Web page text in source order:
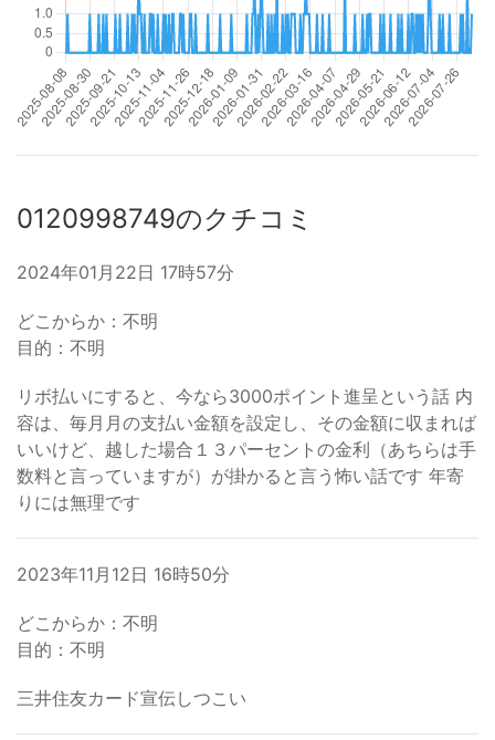
0120998749のクチコミ
2024年01月22日 17時57分
どこからか：不明
目的：不明
リボ払いにすると、今なら3000ポイント進呈という話 内
容は、毎月月の支払い金額を設定し、その金額に収まれば
いいけど、越した場合１３パーセントの金利（あちらは手
数料と言っていますが）が掛かると言う怖い話です 年寄
りには無理です
2023年11月12日 16時50分
どこからか：不明
目的：不明
三井住友カード宣伝しつこい